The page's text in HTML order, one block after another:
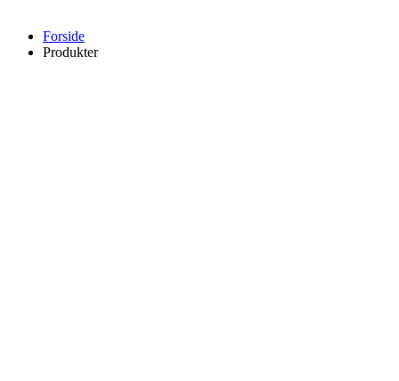
Forside
Produkter